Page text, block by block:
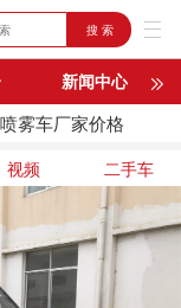
搜 索
新闻中心
雾车厂家价格
视频 二手车